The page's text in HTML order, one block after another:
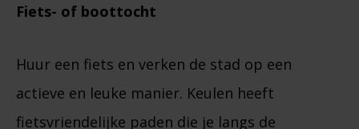
Fiets- of boottocht
Huur een fiets en verken de stad op een
actieve en leuke manier. Keulen heeft
fietsvriendelijke paden die je langs de